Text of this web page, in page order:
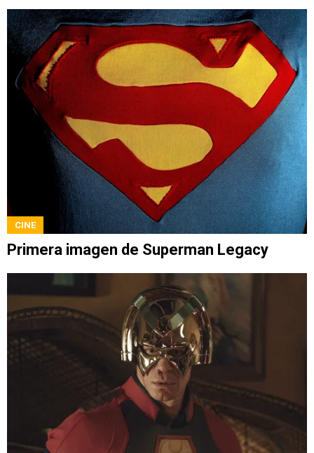
CINE
Primera imagen de Superman Legacy